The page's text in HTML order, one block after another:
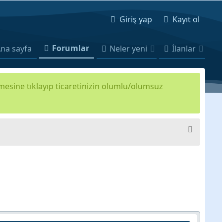
Giriş yap Kayıt ol
sayfa Forumlar Neler yeni İlanlar
tıklayıp ticaretinizin olumlu/olumsuz